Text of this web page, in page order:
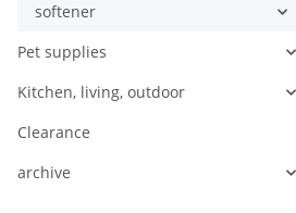
softener
Pet supplies
Kitchen, living, outdoor
Clearance
archive